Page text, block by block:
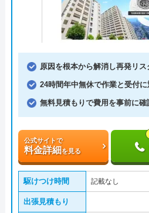
原因を根本から解消し再発リス
24時間年中無休で作業と受付に
無料見積もりで費用を事前に確
公式サイトで
料金詳細を見る
駆けつけ時間 記載なし
出張見積もり